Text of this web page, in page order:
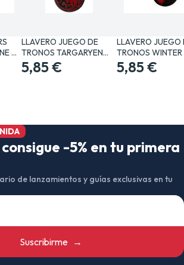
Y
LLAVERO JUEGO DE
TRONOS TARGARYEN
MERCHAN…
5,85 €
LLAVERO JUEGO
TRONOS WINTER
COMING…
5,85 €
-5% en tu primera
de lanzamientos y guías exclusivas en tu
Suscribirme →